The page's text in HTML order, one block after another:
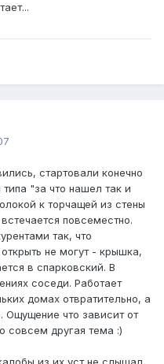
стартовали конечно
"за что нашел так и
к торчащей из стены
повсеместно.
так, что
не могут - крышка,
в спарковский. В
соседи. Работает
домах отвратительно, а
Ощущение что зависит от
совсем другая тема :)